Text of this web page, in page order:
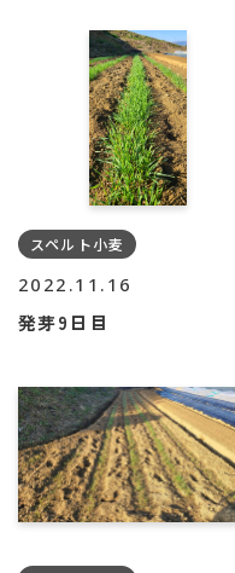
スペルト小麦
2022.11.16
発芽9日目